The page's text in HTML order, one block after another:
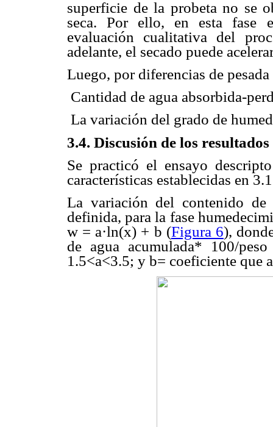
superficie de la probeta no se
seca. Por ello, en esta fase
evaluación cualitativa del
adelante, el secado puede
Luego, por diferencias de
 Cantidad de agua absorbida-
 La variación del grado de
3.4. Discusión de los resultados
Se practicó el ensayo
características establecidas en
La variación del contenido
definida, para la fase
w = a·ln(x) + b (Figura 6),
de agua acumulada* 100/
1.5<a<3.5; y b= coeficiente que